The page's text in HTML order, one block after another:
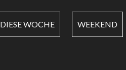
DIESE WOCHE WEEKEND